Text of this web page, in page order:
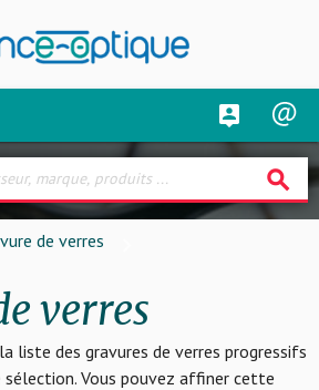
search
de verres
verres
liste des gravures de verres progressifs
Vous pouvez affiner cette